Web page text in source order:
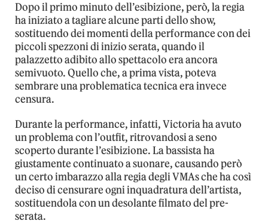
Dopo il primo minuto dell’esibizione, però, la regia
ha iniziato a tagliare alcune parti dello show,
sostituendo dei momenti della performance con dei
piccoli spezzoni di inizio serata, quando il
palazzetto adibito allo spettacolo era ancora
semivuoto. Quello che, a prima vista, poteva
sembrare una problematica tecnica era invece
censura.
Durante la performance, infatti, Victoria ha avuto
un problema con l’outfit, ritrovandosi a seno
scoperto durante l’esibizione. La bassista ha
giustamente continuato a suonare, causando però
un certo imbarazzo alla regia degli VMAs che ha così
deciso di censurare ogni inquadratura dell’artista,
sostituendola con un desolante filmato del pre-
serata.